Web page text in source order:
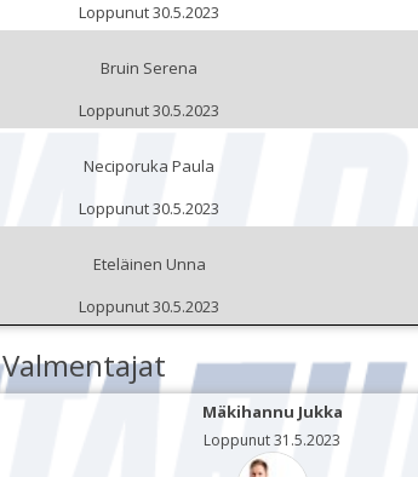
Loppunut 30.5.2023
Bruin Serena
Loppunut 30.5.2023
Neciporuka Paula
Loppunut 30.5.2023
Eteläinen Unna
Loppunut 30.5.2023
Valmentajat
Mäkihannu Jukka
Loppunut 31.5.2023